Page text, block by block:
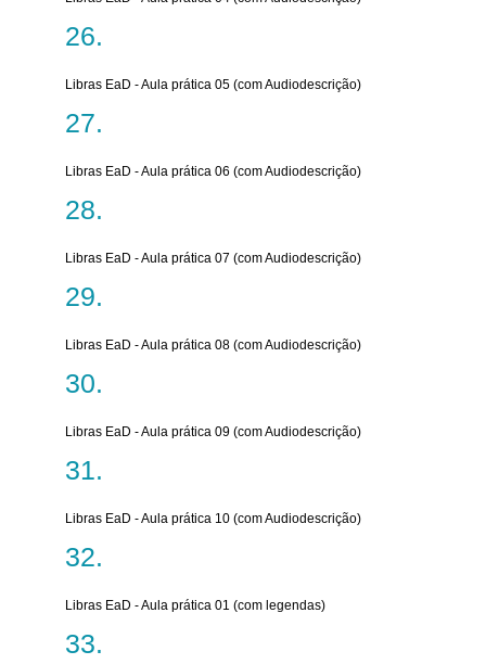
Libras EaD - Aula prática 05 (com Audiodescrição)
Libras EaD - Aula prática 06 (com Audiodescrição)
Libras EaD - Aula prática 07 (com Audiodescrição)
Libras EaD - Aula prática 08 (com Audiodescrição)
Libras EaD - Aula prática 09 (com Audiodescrição)
Libras EaD - Aula prática 10 (com Audiodescrição)
Libras EaD - Aula prática 01 (com legendas)